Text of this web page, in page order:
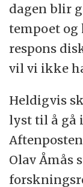
dagen blir
tempoet
respons
vil vi ikke
Heldigvis
lyst til å gå
Olav Åmås